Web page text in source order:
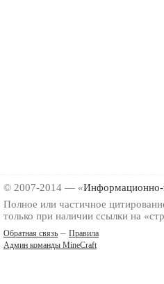
© 2007-2014 — «Информационно-
Полное или частичное
только при наличии ссылки на
Обратная связь – Правила
Админ команды MineCraft